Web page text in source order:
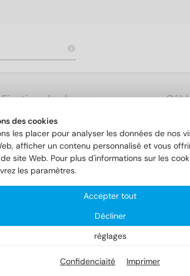
Fixation de charges
lourdes
des cookies
les placer pour analyser les données de nos
afficher un contenu personnalisé et vous
site Web. Pour plus d'informations sur les
les paramètres.
Accepter tout
Décliner
réglages
Confidenciaité Imprimer